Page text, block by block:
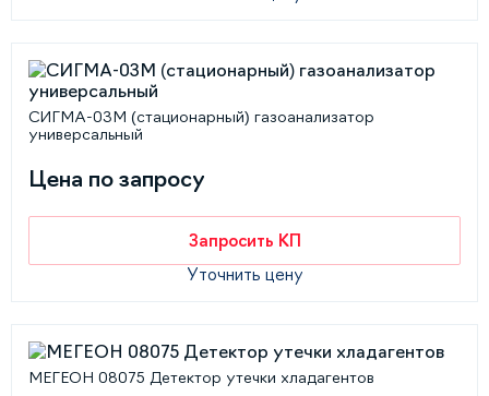
СИГМА-03М (стационарный) газоанализатор
универсальный
Цена по запросу
Запросить КП
Уточнить цену
МЕГЕОН 08075 Детектор утечки хладагентов